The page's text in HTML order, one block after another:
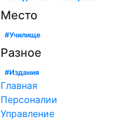
Место
#Училище
Разное
#Издания
Главная
Персоналии
Управление